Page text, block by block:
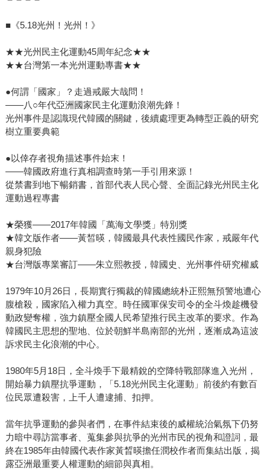
■《5.18光州！光州！》
★★光州民主化運動45周年紀念★★
★★台灣第一本光州運動專書★★
●何謂「國家」？走過戒嚴大哉問！
——八○年代亞洲國家民主化運動浪潮先鋒！
光州事件是認識現代韓國的關鍵，後續處理更為轉型正義的研究
樹立重要典範
●以倖存者視角描述事件始末！
——韓國政府進行真相調查時第一手引用來源！
從禁書到地下暢銷書，首部代表人民心聲、全面記錄光州民主化
運動過程專書
★榮獲——2017年韓國「萬海文學獎」特別獎
★韓文版作者——黃皙暎，韓國最具代表性國民作家，戒嚴年代
親身犯險
★台灣版專業審訂——朱立熙教授，韓國史、光州事件研究權威
1979年10月26日，長期實行獨裁的韓國總統朴正熙無預警地遭心
腹槍殺，國家陷入權力真空。時任國軍保安司令的全斗煥趁機發
動政變奪權，強力鎮壓全國人民希望推行民主改革的要求。作為
韓國民主思想的聖地、位於朝鮮半島南部的光州，逐漸成為這波
訴求民主化浪潮的中心。
1980年5月18日，全斗煥手下最精銳的空降特戰部隊進入光州，
開始暴力鎮壓抗爭運動，「5.18光州民主化運動」前後約有數百
位民眾遭殺害，上千人遭逮捕、扣押。
當年抗爭運動的參與者們，在事件結束後的威權統治氣氛下仍努
力暗中尋訪當事者、蒐集參與抗爭的光州市民的視角和證詞，最
終在1985年由韓國代表作家黃晳暎擔任潤校作者而集結出版，揭
露亞洲最重要人權運動的細節與真相。